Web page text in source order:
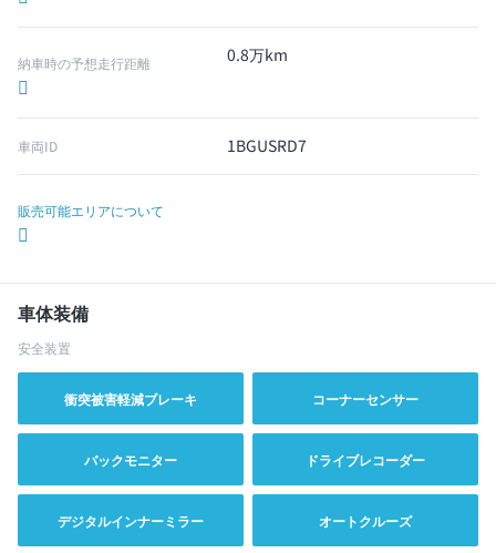
納車時の予想走行距離 0.8万km
車両ID 1BGUSRD7
販売可能エリアについて
車体装備
安全装置
衝突被害軽減ブレーキ コーナーセンサー
バックモニター ドライブレコーダー
デジタルインナーミラー オートクルーズ